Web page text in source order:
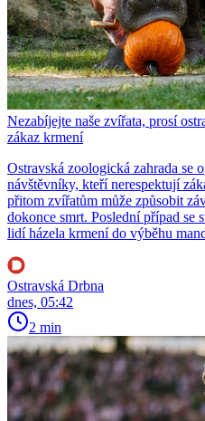
Nezabíjejte naše zvířata, prosí
zákaz krmení
Ostravská zoologická zahrada se
návštěvníky, kteří nerespektují
přitom zvířatům může způsobit
dokonce smrt. Poslední případ se
lidí házela krmení do výběhu
Ostravská Drbna
dnes, 05:42
2 min